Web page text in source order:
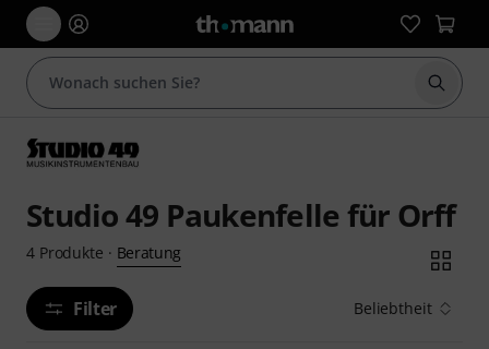
Suche
Studio 49 Paukenfelle für Orff
4 Produkte · Beratung
Filter Beliebtheit